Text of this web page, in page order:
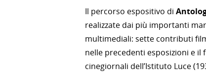
Il percorso espositivo di
realizzate dai più importanti
multimediali: sette contributi
nelle precedenti esposizioni e
cinegiornali dell’Istituto Luce